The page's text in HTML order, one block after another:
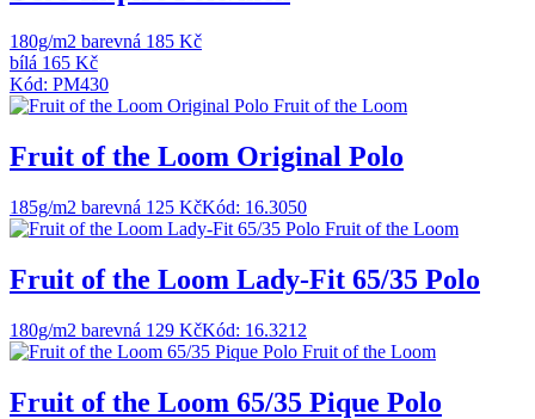
180g/m2 barevná 185 Kč
bílá 165 Kč
Kód: PM430
Fruit of the Loom
Fruit of the Loom Original Polo
185g/m2 barevná 125 KčKód: 16.3050
Fruit of the Loom
Fruit of the Loom Lady-Fit 65/35 Polo
180g/m2 barevná 129 KčKód: 16.3212
Fruit of the Loom
Fruit of the Loom 65/35 Pique Polo